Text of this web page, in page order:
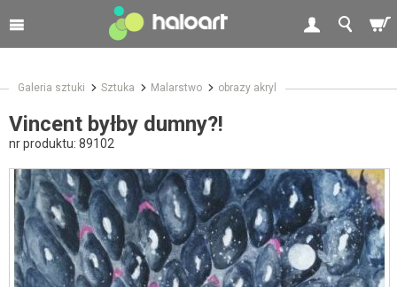
Galeria sztuki Sztuka Malarstwo obrazy akryl
Vincent byłby dumny?!
nr produktu: 89102